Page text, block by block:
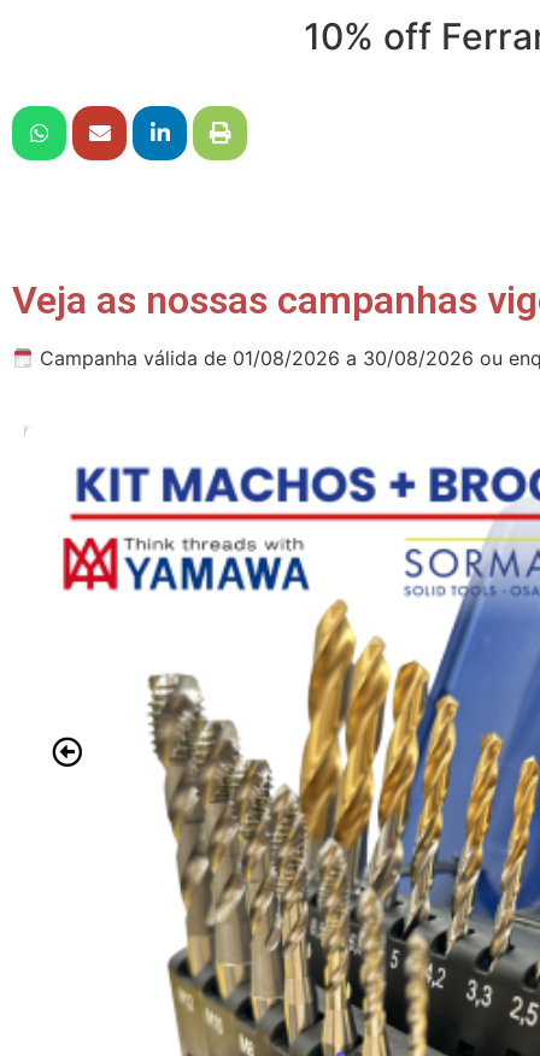
10% off
Veja as nossas campanhas
Campanha válida de 01/08/2026 a 30/08/2026 ou